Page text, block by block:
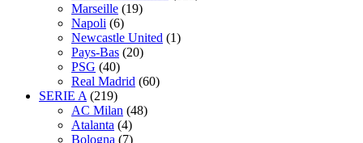
Marseille (19)
Napoli (6)
Newcastle United (1)
Pays-Bas (20)
PSG (40)
Real Madrid (60)
SERIE A (219)
AC Milan (48)
Atalanta (4)
Bologna (7)